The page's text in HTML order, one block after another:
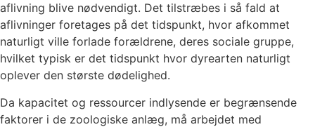
aflivning blive nødvendigt. Det tilstræbes i så fald at
aflivninger foretages på det tidspunkt, hvor afkommet
naturligt ville forlade forældrene, deres sociale gruppe,
hvilket typisk er det tidspunkt hvor dyrearten naturligt
oplever den største dødelighed.
Da kapacitet og ressourcer indlysende er begrænsende
faktorer i de zoologiske anlæg, må arbejdet med